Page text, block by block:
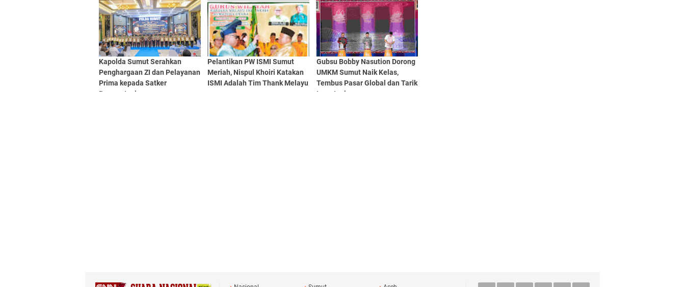
Profesionalisme dan
Akuntabilitas Personel
Kapolda Sumut Serahkan
Penghargaan ZI dan Pelayanan
Prima kepada Satker
Berprestasi
Pelantikan PW ISMI Sumut
Meriah, Nispul Khoiri Katakan
ISMI Adalah Tim Thank Melayu
Gubsu Bobby Nasution Dorong
UMKM Sumut Naik Kelas,
Tembus Pasar Global dan Tarik
Investasi